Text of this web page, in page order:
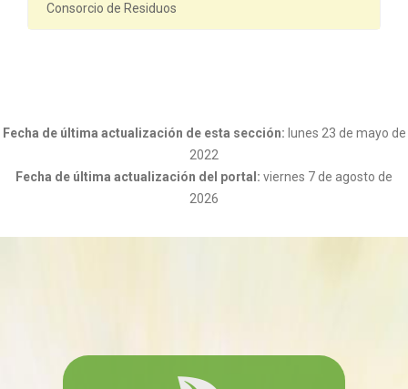
Consorcio de Residuos
Fecha de última actualización de esta sección: lunes 23 de mayo de
2022
Fecha de última actualización del portal: viernes 7 de agosto de
2026